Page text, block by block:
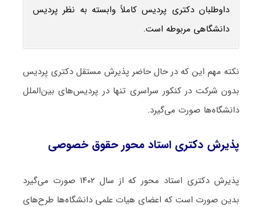
داوطلبان دکتری پردیس کاملاً وابسته به نظر پردیس
دانشگاهی مربوطه است.
نکته مهم این که در حال حاضر پذیرش مستقل دکتری پردیس
بدون شرکت در کنکور سراسری تنها در پردیس‌های بین‌الملل
دانشگاه‌ها صورت می‌گیرد.
پذیرش دکتری استاد محور حقوق خصوصی
پذیرش دکتری استاد محور که از سال ۱۴۰۲ صورت می‌گیرد
بدین صورت است که اعضای هیات علمی دانشگاه‌ها طرح‌های